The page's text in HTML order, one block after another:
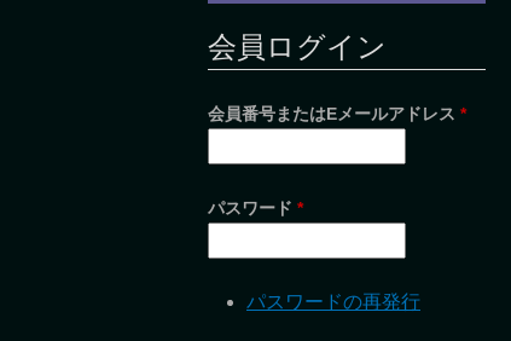
会員ログイン
会員番号またはEメールアドレス *
パスワード *
パスワードの再発行